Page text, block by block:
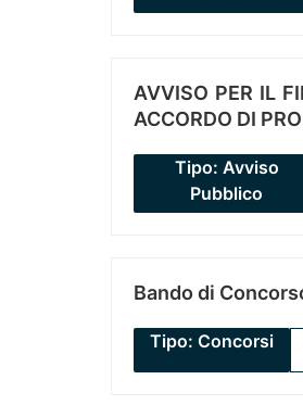
AVVISO PER IL
ACCORDO DI
Tipo: Avviso
Pubblico
Bando di
Tipo: Concorsi